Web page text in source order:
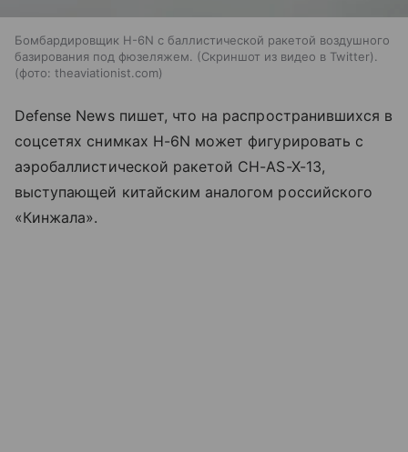
Бомбардировщик H-6N с баллистической ракетой воздушного
базирования под фюзеляжем. (Скриншот из видео в Twitter).
(фото: theaviationist.com)
Defense News пишет, что на распространившихся в
соцсетях снимках H-6N может фигурировать с
аэробаллистической ракетой CH-AS-X-13,
выступающей китайским аналогом российского
«Кинжала».